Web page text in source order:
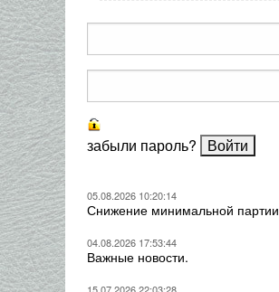
забыли пароль?
05.08.2026 10:20:14
Снижение минимальной партии
04.08.2026 17:53:44
Важные новости.
15.07.2026 22:03:28